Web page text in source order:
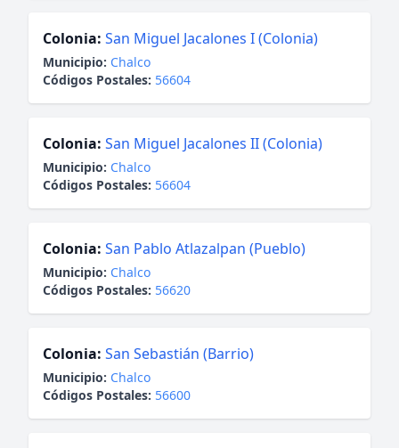
Colonia: San Miguel Jacalones I (Colonia)
Municipio: Chalco
Códigos Postales: 56604
Colonia: San Miguel Jacalones II (Colonia)
Municipio: Chalco
Códigos Postales: 56604
Colonia: San Pablo Atlazalpan (Pueblo)
Municipio: Chalco
Códigos Postales: 56620
Colonia: San Sebastián (Barrio)
Municipio: Chalco
Códigos Postales: 56600